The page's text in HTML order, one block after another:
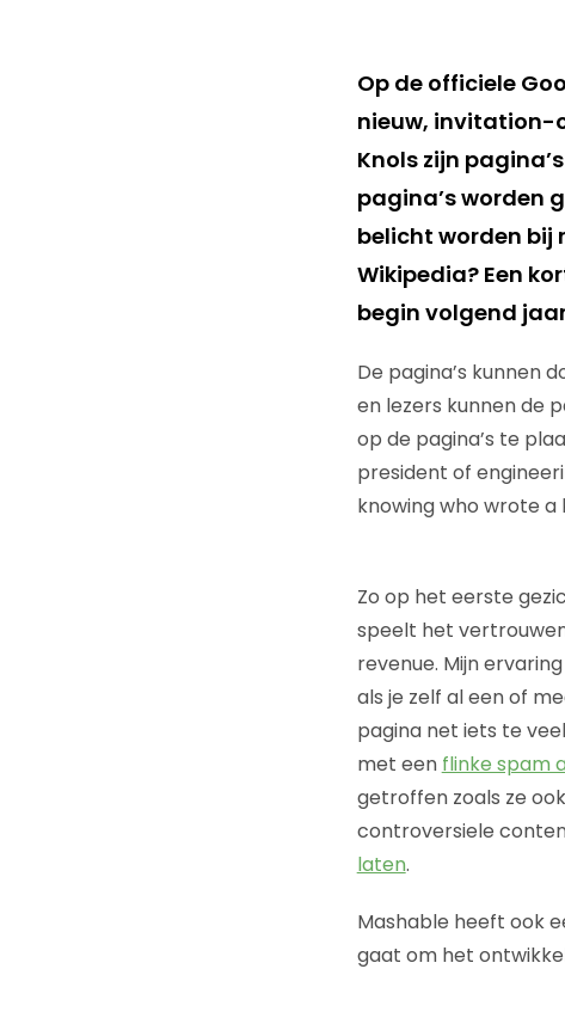
Op de officiele
nieuw, invitation-
Knols zijn
pagina’s worden
belicht worden bij
Wikipedia? Een
begin volgend
De pagina’s kunnen
en lezers kunnen de
op de pagina’s te
president of
knowing who wrote
Zo op het eerste
speelt het
revenue. Mijn
als je zelf al een of
pagina net iets te
met een flinke spam
getroffen zoals ze
controversiele
laten.
Mashable heeft ook
gaat om het